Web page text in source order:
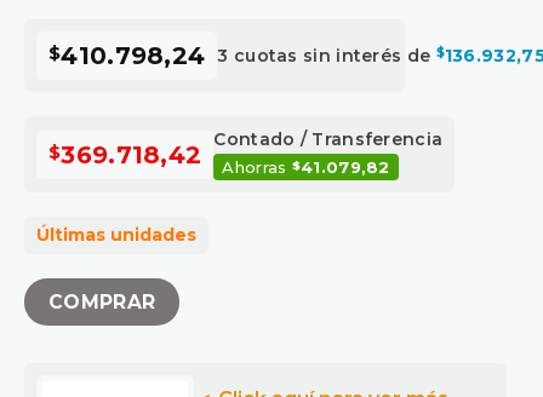
$410.798,24 3 cuotas sin interés de $
$369.718,42
Contado / Transferencia
Ahorras $41.079,82
Últimas unidades
COMPRAR